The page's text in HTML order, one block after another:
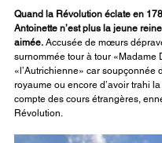
Quand la Révolution éclate en
Antoinette n’est plus la jeune
aimée. Accusée de mœurs
surnommée tour à tour «Madame
«l’Autrichienne» car soupçonnée
royaume ou encore d’avoir trahi
compte des cours étrangères,
Révolution.